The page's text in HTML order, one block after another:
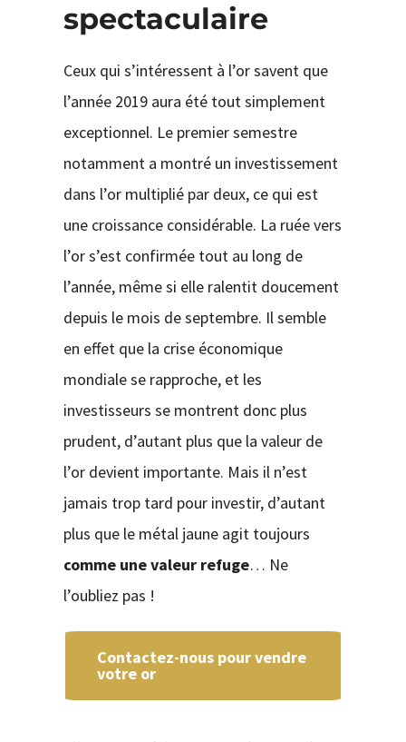
spectaculaire
Ceux qui s’intéressent à l’or savent que
l’année 2019 aura été tout simplement
exceptionnel. Le premier semestre
notamment a montré un investissement
dans l’or multiplié par deux, ce qui est
une croissance considérable. La ruée vers
l’or s’est confirmée tout au long de
l’année, même si elle ralentit doucement
depuis le mois de septembre. Il semble
en effet que la crise économique
mondiale se rapproche, et les
investisseurs se montrent donc plus
prudent, d’autant plus que la valeur de
l’or devient importante. Mais il n’est
jamais trop tard pour investir, d’autant
plus que le métal jaune agit toujours
comme une valeur refuge… Ne
l’oubliez pas !
Contactez-nous pour vendre
votre or